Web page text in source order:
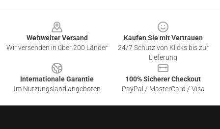
Weltweiter Versand
Wir versenden in über 200 Länder
Kaufen Sie mit Vertrauen
24/7 Schutz von Klicks bis zur
Lieferung
Internationale Garantie
Im Nutzungsland angeboten
100% Sicherer Checkout
PayPal / MasterCard / Visa